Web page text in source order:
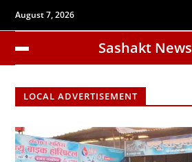
August 7, 2026
Sashakt News
LOCAL ADVERTISEMENT